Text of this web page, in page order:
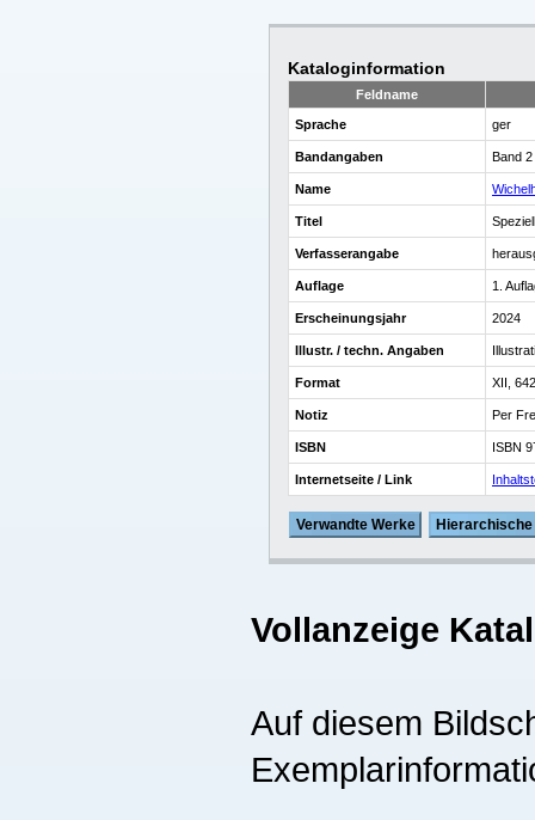
Kataloginformation
Feldname
Sprache ger
Bandangaben Band 2
Name
Titel
Verfasserangabe
Auflage 1.
Erscheinungsjahr 2024
Illustr. / techn. Angaben
Format XII,
Notiz Per
ISBN ISBN
Internetseite / Link
Verwandte Werke
Vollanzeige
Auf diesem